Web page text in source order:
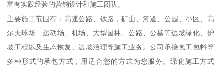
富有实践经验的营销设计和施工团队。
主要施工范围有：高速公路、铁路，矿山、河道、公园、小区、高
尔夫球场、运动场、机场、大型园林、公路、公墓等边坡绿化、护
坡工程以及生态恢复、边坡治理等施工业务。公司承接包工包料等
多种形式的承包方式，用适合您的方式为您服务。绿化施工方式